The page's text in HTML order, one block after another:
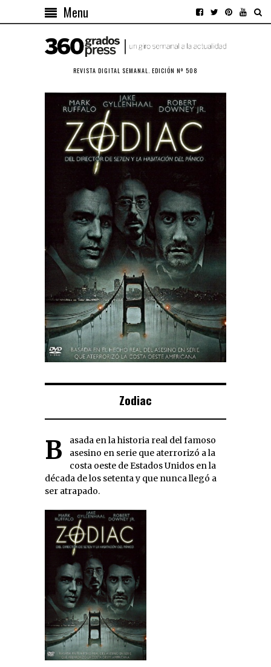
Menu
REVISTA DIGITAL SEMANAL. EDICIÓN Nº 508
Zodiac
Basada en la historia real del famoso
asesino en serie que aterrorizó a la
costa oeste de Estados Unidos en la
década de los setenta y que nunca llegó a
ser atrapado.